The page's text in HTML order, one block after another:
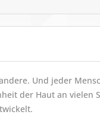
Und jeder
der Haut an